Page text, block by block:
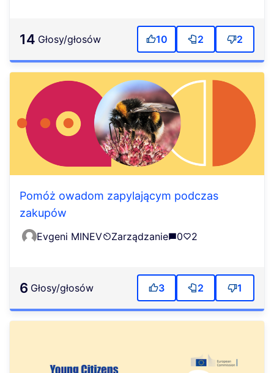
14 głosy/głosów 10 2 2
Pomóż owadom zapylającym podczas
zakupów
Evgeni MINEV Zarządzanie 0 2
6 głosy/głosów 3 2 1